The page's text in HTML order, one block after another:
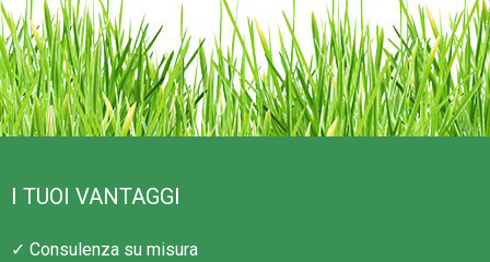
I TUOI VANTAGGI
✓ Consulenza su misura